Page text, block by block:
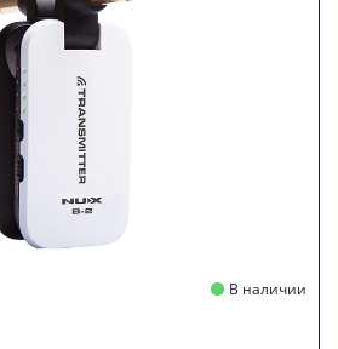
В наличии